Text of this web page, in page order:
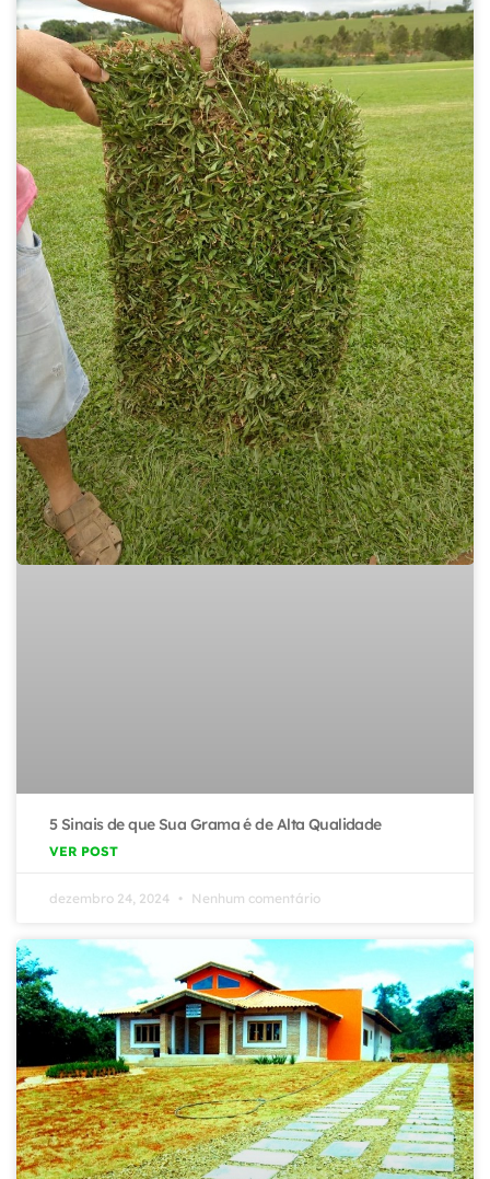
5 Sinais de que Sua Grama é de Alta Qualidade
VER POST
dezembro 24, 2024 Nenhum comentário